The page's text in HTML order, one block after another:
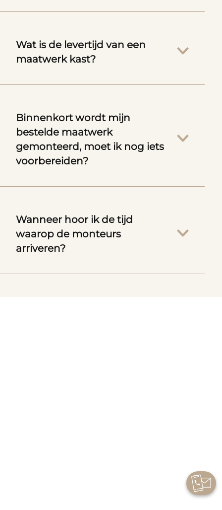
Wat is de levertijd van een
maatwerk kast?
Binnenkort wordt mijn
bestelde maatwerk
gemonteerd, moet ik nog iets
voorbereiden?
Wanneer hoor ik de tijd
waarop de monteurs
arriveren?